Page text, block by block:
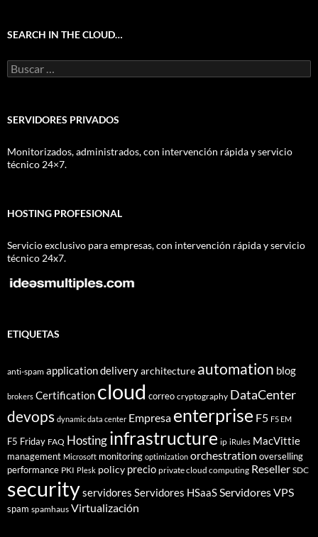
SEARCH IN THE CLOUD…
Buscar:
SERVIDORES PRIVADOS
Monitorizados, administrados, con intervención rápida y servicio
técnico 24×7.
HOSTING PROFESIONAL
Servicio exclusivo para empresas, con intervención rápida y servicio
técnico 24x7.
ETIQUETAS
anti-spam application deliveryarchitecture automation blog
brokers Certification cloud correo cryptography DataCenter
devops dynamic data center Empresa enterprise F5 F5 EM
F5 Friday FAQ Hostinginfrastructure ip iRules MacVittie
management Microsoft monitoring optimization orchestration overselling
performance PKI Plesk policy precio private cloud computing Reseller SDC
securityservidores Servidores HSaaSServidores VPS
spam spamhaus Virtualización